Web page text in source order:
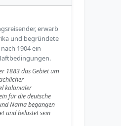
erwarb
und begründete
1904 ein
1883 das Gebiet um
kolonialer
für die deutsche
Nama begangen
und belastet sein